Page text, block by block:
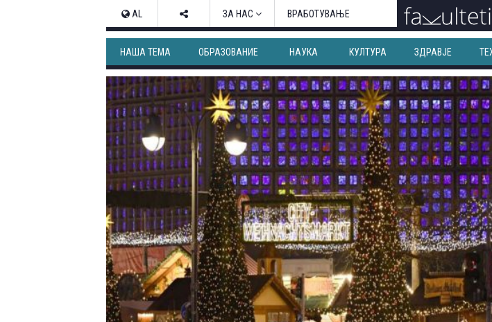
AL ЗА НАС ВРАБОТУВАЊЕ
НАША ТЕМА ОБРАЗОВАНИЕ НАУКА КУЛТУРА ЗДРАВЈЕ